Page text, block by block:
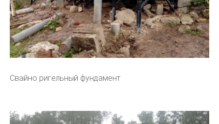
Свайно ригельный фундамент